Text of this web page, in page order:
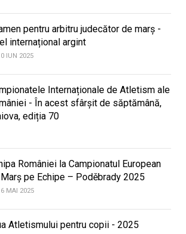
pentru arbitru judecător de marș -
internațional argint
IUN 2025
Internaționale de Atletism ale
- În acest sfârșit de săptămână,
ediția 70
României la Campionatul European
pe Echipe – Poděbrady 2025
MAI 2025
Atletismului pentru copii - 2025